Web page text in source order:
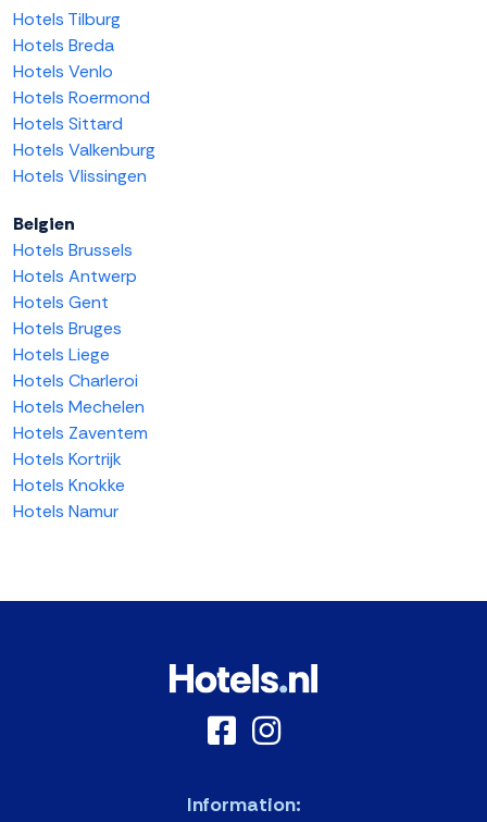
Hotels Tilburg
Hotels Breda
Hotels Venlo
Hotels Roermond
Hotels Sittard
Hotels Valkenburg
Hotels Vlissingen
Belgien
Hotels Brussels
Hotels Antwerp
Hotels Gent
Hotels Bruges
Hotels Liege
Hotels Charleroi
Hotels Mechelen
Hotels Zaventem
Hotels Kortrijk
Hotels Knokke
Hotels Namur
Information: